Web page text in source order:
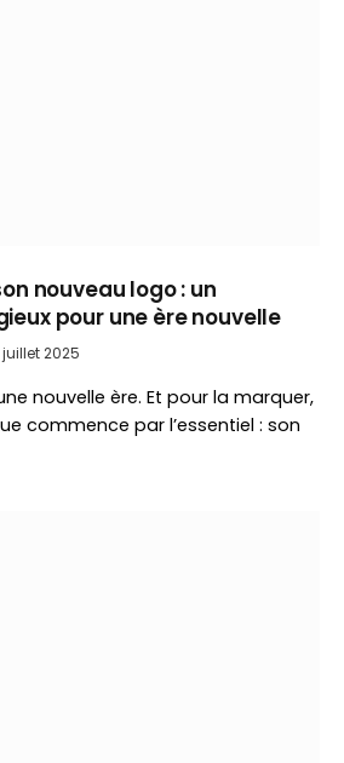
nouveau logo : un
pour une ère nouvelle
juillet 2025
nouvelle ère. Et pour la marquer,
commence par l’essentiel : son